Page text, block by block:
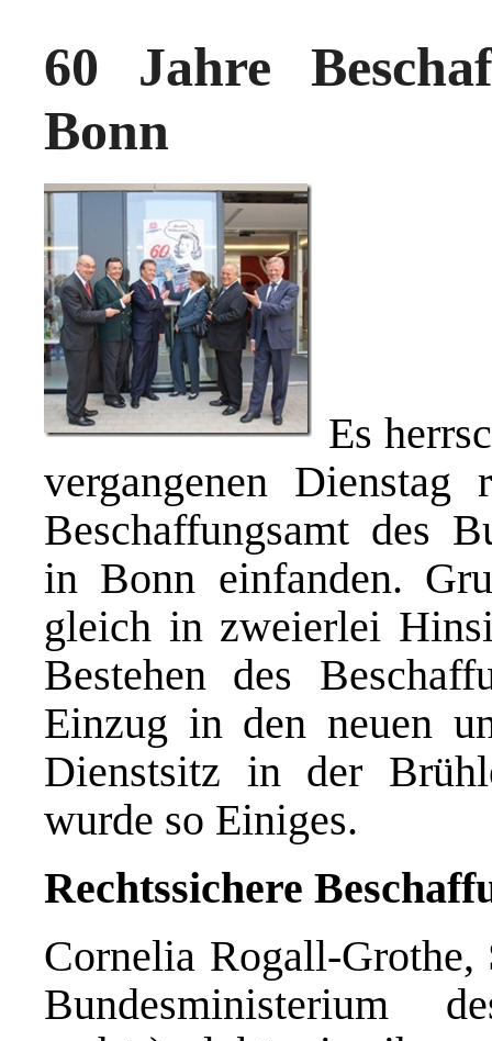
60 Jahre
Bonn
Es
vergangenen
Beschaffungsamt des
in Bonn einfanden.
gleich in zweierlei
Bestehen des
Einzug in den neuen
Dienstsitz in der
wurde so Einiges.
Rechtssichere
Cornelia Rogall-Grothe,
Bundesministerium